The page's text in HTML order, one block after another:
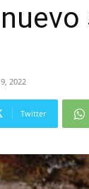
2022
Twitter